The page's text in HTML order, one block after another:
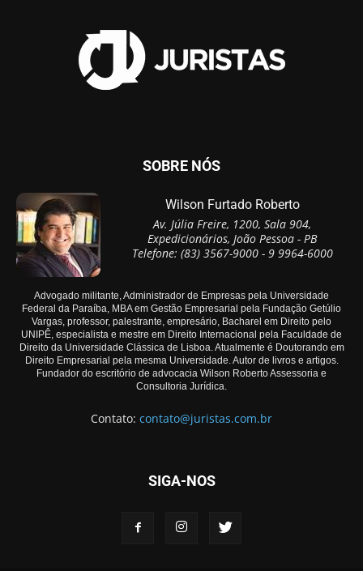
SOBRE NÓS
Wilson Furtado Roberto
Av. Júlia Freire, 1200, Sala 904,
Expedicionários, João Pessoa - PB
Telefone: (83) 3567-9000 - 9 9964-6000
Advogado militante, Administrador de Empresas pela Universidade
Federal da Paraíba, MBA em Gestão Empresarial pela Fundação Getúlio
Vargas, professor, palestrante, empresário, Bacharel em Direito pelo
UNIPÊ, especialista e mestre em Direito Internacional pela Faculdade de
Direito da Universidade Clássica de Lisboa. Atualmente é Doutorando em
Direito Empresarial pela mesma Universidade. Autor de livros e artigos.
Fundador do escritório de advocacia Wilson Roberto Assessoria e
Consultoria Jurídica.
Contato: contato@juristas.com.br
SIGA-NOS